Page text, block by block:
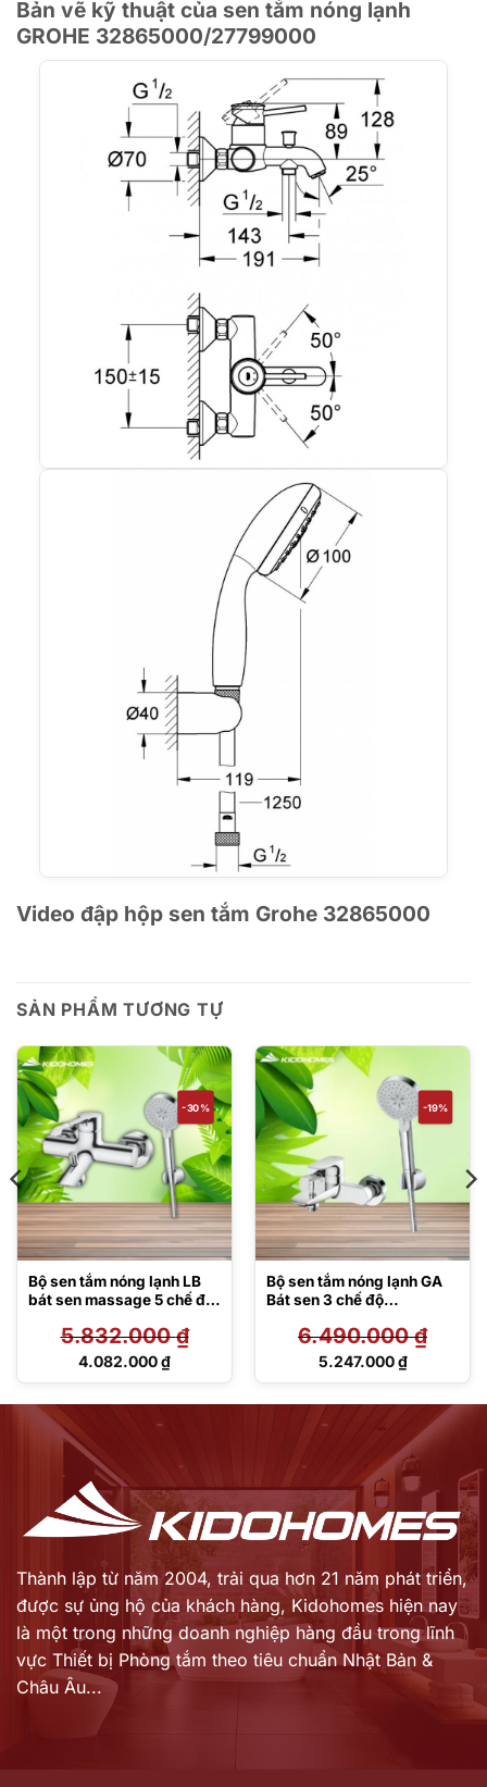
Bản vẽ kỹ thuật của sen tắm nóng lạnh
GROHE 32865000/27799000
Video đập hộp sen tắm Grohe 32865000
SẢN PHẨM TƯƠNG TỰ
-30%
Bộ sen tắm nóng lạnh LB
bát sen massage 5 chế độ
5.832.000₫
Giá
4.082.000₫
Giá
-19%
Bộ sen tắm nóng lạnh GA
Bát sen 3 chế độ
6.490.000₫
Giá
6.490.000 ₫.
5.247.000₫
Giá
5.247.000 ₫.
Thành lập từ năm 2004, trải qua hơn 21 năm phát triển,
được sự ủng hộ của khách hàng, Kidohomes hiện nay
là một trong những doanh nghiệp hàng đầu trong lĩnh
vực Thiết bị Phòng tắm theo tiêu chuẩn Nhật Bản &
Châu Âu...